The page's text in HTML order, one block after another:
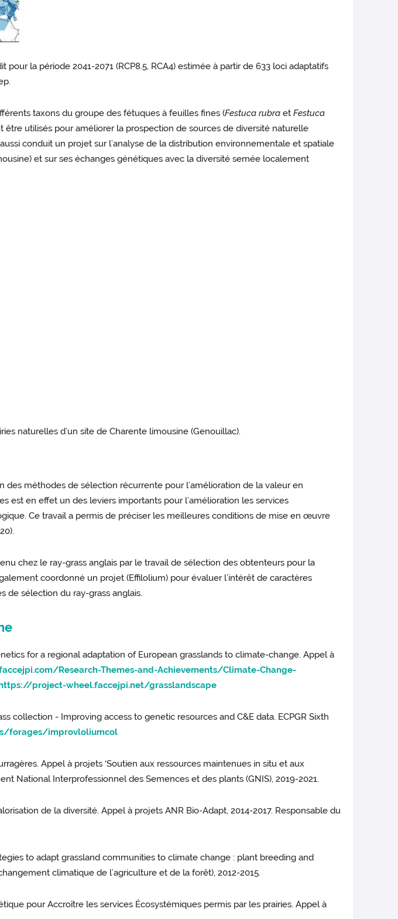
la période 2041-2071 (RCP8.5, RCA4) estimée à partir de 633 loci adaptatifs
taxons du groupe des fétuques à feuilles fines (Festuca rubra etFestuca
utilisés pour améliorer la prospection de sources de diversité naturelle
conduit un projet sur l’analyse de la distribution environnementale et spatiale
et sur ses échanges génétiques avec la diversité semée localement
naturelles d’un site de Charente limousine (Genouillac).
des méthodes de sélection récurrente pour l’amélioration de la valeur en
est en effet un des leviers importants pour l’amélioration les services
Ce travail a permis de préciser les meilleures conditions de mise en œuvre
chez le ray-grass anglais par le travail de sélection des obtenteurs pour la
coordonné un projet (Effilolium) pour évaluer l’intérêt de caractères
de sélection du ray-grass anglais.
for a regional adaptation of European grasslands to climate-change. Appel à
Research-Themes-and-Achievements/Climate-Change-
project-wheel.faccejpi.net/grasslandscape
collection - Improving access to genetic resources and C&E data. ECPGR Sixth
forages/improvloliumcol
Appel à projets ‘Soutien aux ressources maintenues in situ et aux
National Interprofessionnel des Semences et des plants (GNIS), 2019-2021.
de la diversité. Appel à projets ANR Bio-Adapt, 2014-2017. Responsable du
to adapt grassland communities to climate change : plant breeding and
climatique de l’agriculture et de la forêt), 2012-2015.
pour Accroître les services Écosystémiques permis par les prairies. Appel à